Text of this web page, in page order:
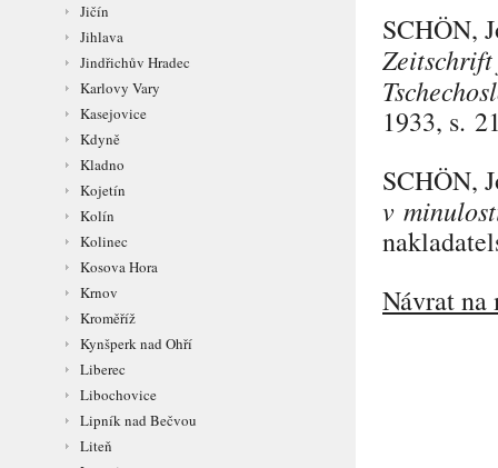
Jičín
Jihlava
Jindřichův Hradec
Karlovy Vary
Kasejovice
Kdyně
Kladno
Kojetín
Kolín
Kolinec
Kosova Hora
Krnov
Kroměříž
Kynšperk nad Ohří
Liberec
Libochovice
Lipník nad Bečvou
Liteň
SCHÖN,
Zeitschrift
1933, s.
SCHÖN,
v
Návrat na